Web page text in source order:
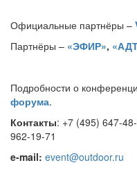
Официальные партнёры –
Партнёры – «ЭФИР»,
Подробности о
форума.
Контакты: +7 (495) 647-
962-19-71
e-mail: event@outdoor.ru